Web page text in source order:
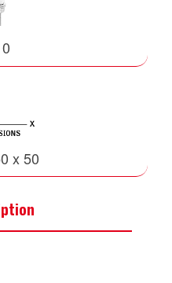
x 50